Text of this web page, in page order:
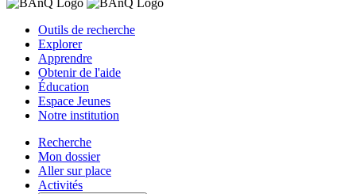
Outils de recherche
Explorer
Apprendre
Obtenir de l'aide
Éducation
Espace Jeunes
Notre institution
Recherche
Mon dossier
Aller sur place
Activités